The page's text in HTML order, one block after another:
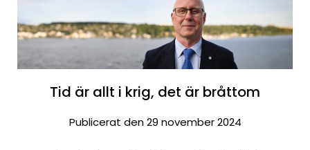
Tid är allt i krig, det är bråttom
Publicerat den 29 november 2024